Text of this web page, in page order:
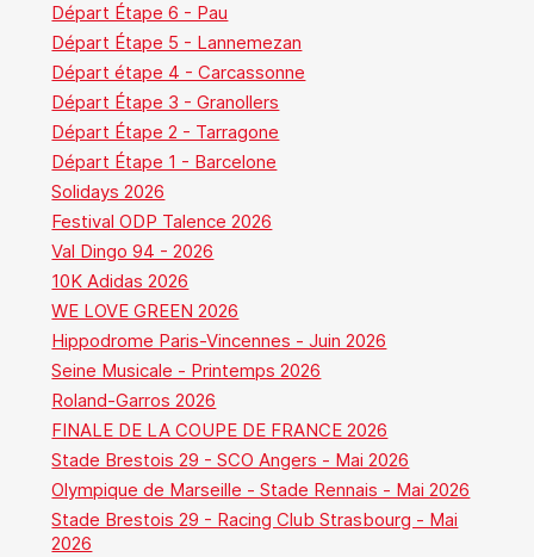
Départ Étape 6 - Pau
Départ Étape 5 - Lannemezan
Départ étape 4 - Carcassonne
Départ Étape 3 - Granollers
Départ Étape 2 - Tarragone
Départ Étape 1 - Barcelone
Solidays 2026
Festival ODP Talence 2026
Val Dingo 94 - 2026
10K Adidas 2026
WE LOVE GREEN 2026
Hippodrome Paris-Vincennes - Juin 2026
Seine Musicale - Printemps 2026
Roland-Garros 2026
FINALE DE LA COUPE DE FRANCE 2026
Stade Brestois 29 - SCO Angers - Mai 2026
Olympique de Marseille - Stade Rennais - Mai 2026
Stade Brestois 29 - Racing Club Strasbourg - Mai
2026